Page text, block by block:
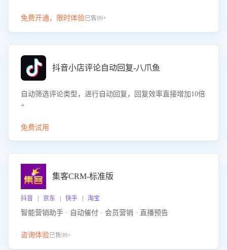
免费开通，限时体验已售99+
抖音小店评论自动回复-八爪鱼
自动筛选评论类型，进行自动回复，回复效率直接增加10倍
+
免费试用
集客CRM-标准版
抖音 | 京东 | 快手 | 淘宝
智能营销助手 · 自动催付 · 会员营销 · 直播预告
咨询体验已售99+